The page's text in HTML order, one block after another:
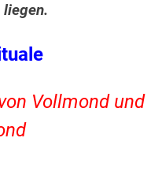
Vollmond und